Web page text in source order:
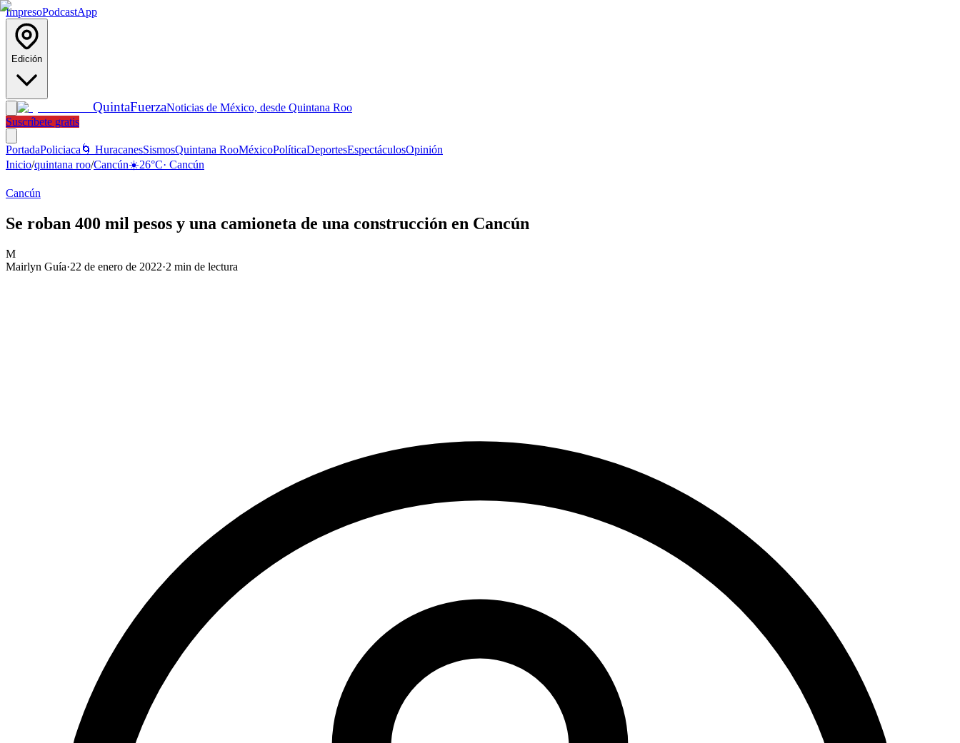
ImpresoPodcastApp
Edición
QuintaFuerzaNoticias de México, desde Quintana Roo
Suscríbete gratis
PortadaPoliciaca 🌀 HuracanesSismosQuintana RooMéxicoPolíticaDeportesEspectáculosOpinión
Inicio/quintana roo/Cancún☀️26°C· Cancún
Cancún
Se roban 400 mil pesos y una camioneta de una construcción en Cancún
M
Mairlyn Guía·22 de enero de 2022·2 min de lectura